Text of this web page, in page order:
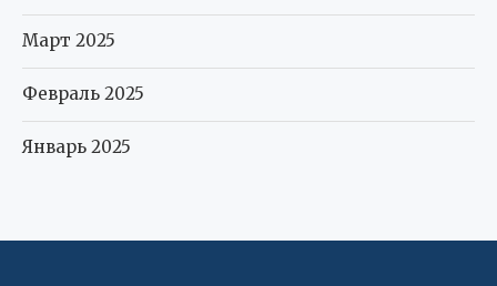
Март 2025
Февраль 2025
Январь 2025